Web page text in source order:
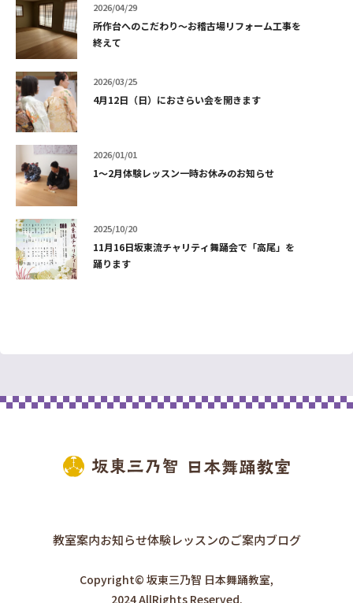
2026/04/29
所作台へのこだわり～お稽古場リフォーム工事を
終えて
2026/03/25
4月12日（日）におさらい会を開きます
2026/01/01
1～2月体験レッスン一時お休みのお知らせ
2025/10/20
11月16日坂東流チャリティ舞踊会で「高尾」を
踊ります
教室案内お知らせ体験レッスンのご案内ブログ
Copyright© 坂東三乃智 日本舞踊教室,
2024 AllRights Reserved.